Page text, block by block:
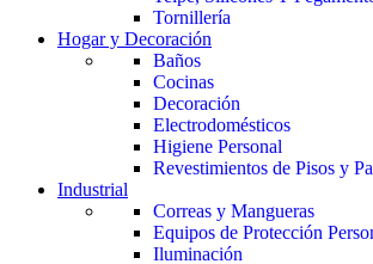
Tornillería
Hogar y Decoración
Baños
Cocinas
Decoración
Electrodomésticos
Higiene Personal
Revestimientos de Pisos y
Industrial
Correas y Mangueras
Equipos de Protección
Iluminación